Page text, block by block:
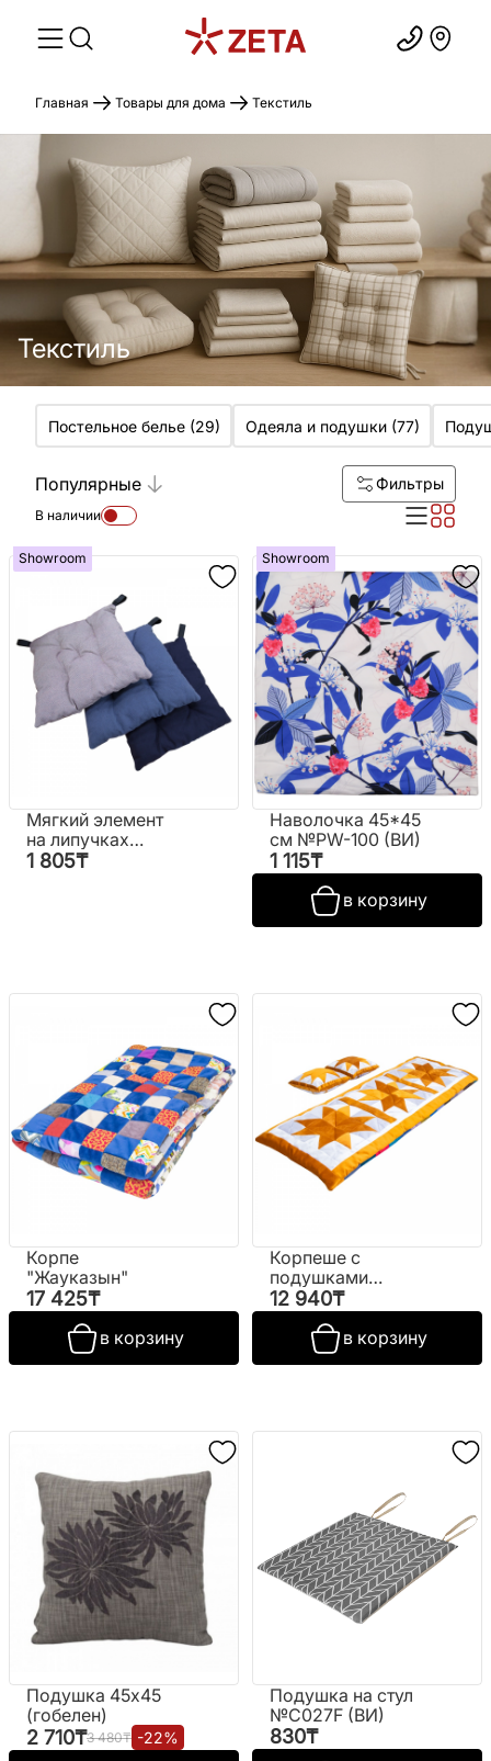
Главная Товары для дома Текстиль
Текстиль
Постельное белье(29) Одеяла и подушки(77)
Популярные Фильтры
В наличии
Showroom
Мягкий элемент
на липучках
"Лукас"
1 805₸
Showroom
Наволочка 45*45
см №PW-100 (ВИ)
1 115₸
в корзину
Корпе
"Жауказын"
17 425₸
в корзину
Корпеше с
подушками
"Айголек"
12 940₸
в корзину
Подушка 45х45
(гобелен)
2 710₸3 480₸ -22%
Подушка на стул
№C027F (ВИ)
830₸